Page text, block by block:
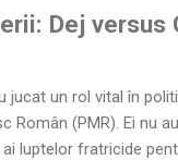
Dej versus
jucat un rol vital în
Român (PMR). Ei nu
luptelor fratricide